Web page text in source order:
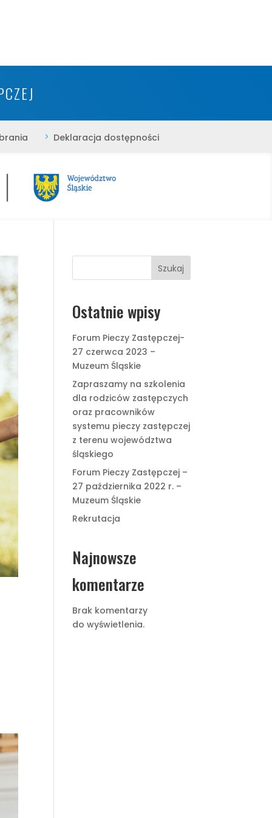
5 Deklaracja dostępności
Szukaj
Ostatnie wpisy
Forum Pieczy Zastępczej-
27 czerwca 2023 –
Muzeum Śląskie
Zapraszamy na szkolenia
dla rodziców zastępczych
oraz pracowników
systemu pieczy zastępczej
z terenu województwa
śląskiego
Forum Pieczy Zastępczej –
27 października 2022 r. –
Muzeum Śląskie
Rekrutacja
Najnowsze
komentarze
Brak komentarzy
do wyświetlenia.